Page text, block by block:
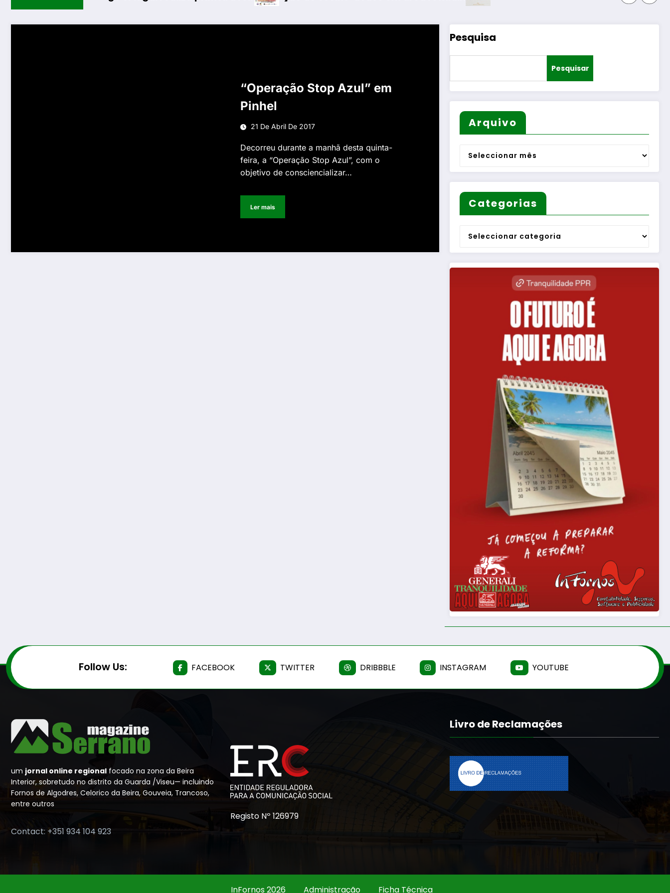
“Operação Stop Azul” em
Pinhel
21 De Abril De 2017
Decorreu durante a manhã desta quinta-
feira, a “Operação Stop Azul”, com o
objetivo de consciencializar…
Ler mais
Pesquisa
Pesquisar
Arquivo
Arquivo
Categorias
Categorias
Follow Us: FACEBOOK TWITTER DRIBBBLE INSTAGRAM YOUTUBE
um jornal online regional focado na zona da Beira
Interior, sobretudo no distrito da Guarda /Viseu— incluindo
Fornos de Algodres, Celorico da Beira, Gouveia, Trancoso,
entre outros
Contact: +351 934 104 923
Registo Nº 126979
Livro de Reclamações
InFornos 2026 Administração Ficha Técnica